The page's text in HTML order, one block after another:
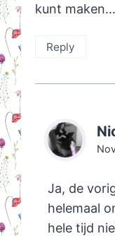
kunt maken…
Reply
Ja, de
helemaal
hele tijd